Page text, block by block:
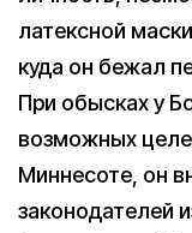
латексной
куда он бежал
При обысках у
возможных
Миннесоте, он
законодателей